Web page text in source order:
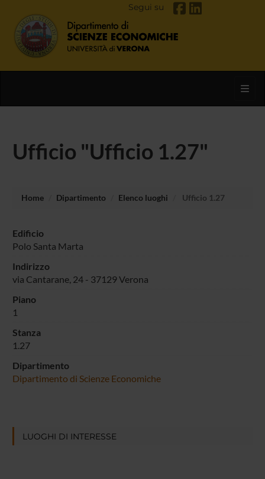
Segui su
Ufficio "Ufficio 1.27"
Home Dipartimento Elenco luoghi Ufficio 1.27
Edificio
Polo Santa Marta
Indirizzo
via Cantarane, 24 - 37129 Verona
Piano
1
Stanza
1.27
Dipartimento
Dipartimento di Scienze Economiche
LUOGHI DI INTERESSE